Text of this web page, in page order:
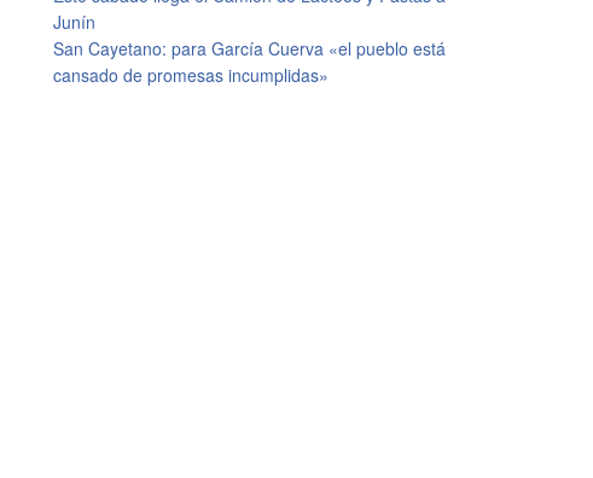
Junín
San Cayetano: para García Cuerva «el pueblo está
cansado de promesas incumplidas»